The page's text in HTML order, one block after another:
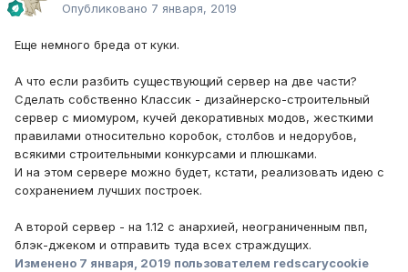
Опубликовано 7 января, 2019
Еще немного бреда от куки.
А что если разбить существующий сервер на две части?
Сделать собственно Классик - дизайнерско-строительный
сервер с миомуром, кучей декоративных модов, жесткими
правилами относительно коробок, столбов и недорубов,
всякими строительными конкурсами и плюшками.
И на этом сервере можно будет, кстати, реализовать идею с
сохранением лучших построек.
А второй сервер - на 1.12 с анархией, неограниченным пвп,
блэк-джеком и отправить туда всех страждущих.
Изменено 7 января, 2019 пользователем redscarycookie